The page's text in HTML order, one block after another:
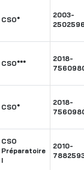
CSO*
2003-
CSO***
2018-
CSO*
2018-
CSO
Préparatoire
I
2010-